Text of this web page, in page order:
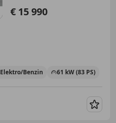
€ 15 990
Elektro/Benzin 61 kW (83 PS)